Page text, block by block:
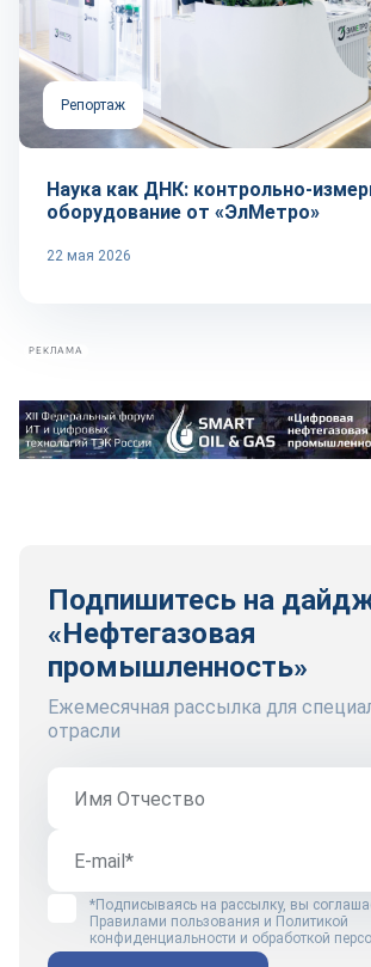
Репортаж
Наука как ДНК: контрольно-
оборудование от «ЭлМетро»
22 мая 2026
РЕКЛАМА
Подпишитесь на
«Нефтегазовая
промышленность»
Ежемесячная рассылка для
отрасли
*Подписываясь на рассылку, вы
Правилами пользования и Политикой
конфиденциальности и обработкой